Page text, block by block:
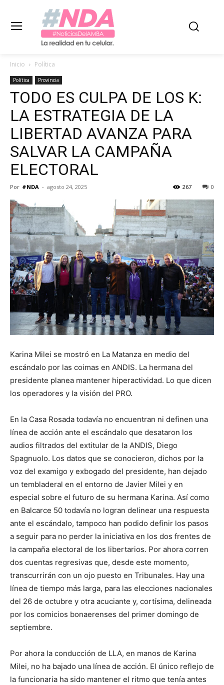
Inicio Política
Política Provincia
TODO ES CULPA DE LOS K:
LA ESTRATEGIA DE LA
LIBERTAD AVANZA PARA
SALVAR LA CAMPAÑA
ELECTORAL
Por #NDA - agosto 24, 2025 0
267
Karina Milei se mostró en La Matanza en medio del
escándalo por las coimas en ANDIS. La hermana del
presidente planea mantener hiperactividad. Lo que dicen
los operadores y la visión del PRO.
En la Casa Rosada todavía no encuentran ni definen una
línea de acción ante el escándalo que desataron los
audios filtrados del extitular de la ANDIS, Diego
Spagnuolo. Los datos que se conocieron, dichos por la
voz del examigo y exbogado del presidente, han dejado
un tembladeral en el entorno de Javier Milei y en
especial sobre el futuro de su hermana Karina. Así como
en Balcarce 50 todavía no logran delinear una respuesta
ante el escándalo, tampoco han podido definir los pasos
a seguir para no perder la iniciativa en los dos frentes de
la campaña electoral de los libertarios. Por ahora corren
dos cuentas regresivas que, desde este momento,
transcurrirán con un ojo puesto en Tribunales. Hay una
línea de tiempo más larga, para las elecciones nacionales
del 26 de octubre y otra acuciante y, cortísima, delineada
por los comicios bonaerenses del primer domingo de
septiembre.
Por ahora la conducción de LLA, en manos de Karina
Milei, no ha bajado una línea de acción. El único reflejo de
la funcionaria ha sido mantener el ritmo que tenía antes